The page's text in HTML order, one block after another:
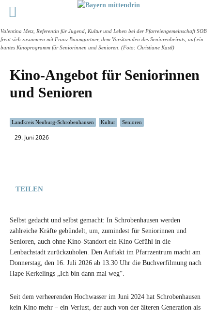
Kino-Angebot für Seniorinnen
und Senioren
Landkreis Neuburg-Schrobenhausen Kultur Senioren
29. Juni 2026
Valentina Metz, Referentin für Jugend, Kultur und Leben bei der Pfarreiengemeinschaft SOB
freut sich zusammen mit Franz Baumgartner, dem Vorsitzenden des Seniorenbeirats, auf ein
buntes Kinoprogramm für Seniorinnen und Senioren. (Foto: Christiane Kastl)
TEILEN
Selbst gedacht und selbst gemacht: In Schrobenhausen werden
zahlreiche Kräfte gebündelt, um, zumindest für Seniorinnen und
Senioren, auch ohne Kino-Standort ein Kino Gefühl in die
Lenbachstadt zurückzuholen. Den Auftakt im Pfarrzentrum macht am
Donnerstag, den 16. Juli 2026 ab 13.30 Uhr die Buchverfilmung nach
Hape Kerkelings „Ich bin dann mal weg“.
Seit dem verheerenden Hochwasser im Juni 2024 hat Schrobenhausen
kein Kino mehr – ein Verlust, der auch von der älteren Generation als